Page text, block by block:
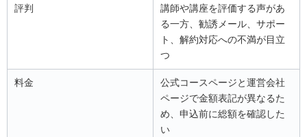
評判
講師や講座を評価する声があ
る一方、勧誘メール、サポー
ト、解約対応への不満が目立
つ
料金
公式コースページと運営会社
ページで金額表記が異なるた
め、申込前に総額を確認した
い